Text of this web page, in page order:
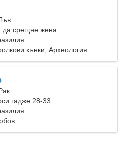
да срещне жена
кънки, Археология
гадже 28-33